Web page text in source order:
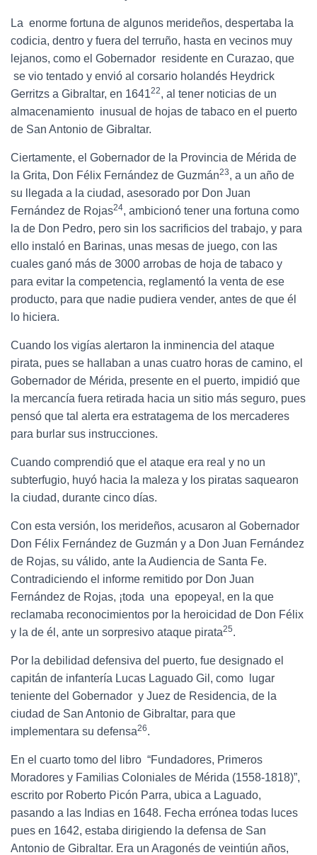
La enorme fortuna de algunos merideños, despertaba la
codicia, dentro y fuera del terruño, hasta en vecinos muy
lejanos, como el Gobernador residente en Curazao, que
se vio tentado y envió al corsario holandés Heydrick
Gerritzs a Gibraltar, en 164122, al tener noticias de un
almacenamiento inusual de hojas de tabaco en el puerto
de San Antonio de Gibraltar.
Ciertamente, el Gobernador de la Provincia de Mérida de
la Grita, Don Félix Fernández de Guzmán23, a un año de
su llegada a la ciudad, asesorado por Don Juan
Fernández de Rojas24, ambicionó tener una fortuna como
la de Don Pedro, pero sin los sacrificios del trabajo, y para
ello instaló en Barinas, unas mesas de juego, con las
cuales ganó más de 3000 arrobas de hoja de tabaco y
para evitar la competencia, reglamentó la venta de ese
producto, para que nadie pudiera vender, antes de que él
lo hiciera.
Cuando los vigías alertaron la inminencia del ataque
pirata, pues se hallaban a unas cuatro horas de camino, el
Gobernador de Mérida, presente en el puerto, impidió que
la mercancía fuera retirada hacia un sitio más seguro, pues
pensó que tal alerta era estratagema de los mercaderes
para burlar sus instrucciones.
Cuando comprendió que el ataque era real y no un
subterfugio, huyó hacia la maleza y los piratas saquearon
la ciudad, durante cinco días.
Con esta versión, los merideños, acusaron al Gobernador
Don Félix Fernández de Guzmán y a Don Juan Fernández
de Rojas, su válido, ante la Audiencia de Santa Fe.
Contradiciendo el informe remitido por Don Juan
Fernández de Rojas, ¡toda una epopeya!, en la que
reclamaba reconocimientos por la heroicidad de Don Félix
y la de él, ante un sorpresivo ataque pirata25.
Por la debilidad defensiva del puerto, fue designado el
capitán de infantería Lucas Laguado Gil, como lugar
teniente del Gobernador y Juez de Residencia, de la
ciudad de San Antonio de Gibraltar, para que
implementara su defensa26.
En el cuarto tomo del libro “Fundadores, Primeros
Moradores y Familias Coloniales de Mérida (1558-1818)”,
escrito por Roberto Picón Parra, ubica a Laguado,
pasando a las Indias en 1648. Fecha errónea todas luces
pues en 1642, estaba dirigiendo la defensa de San
Antonio de Gibraltar. Era un Aragonés de veintiún años,